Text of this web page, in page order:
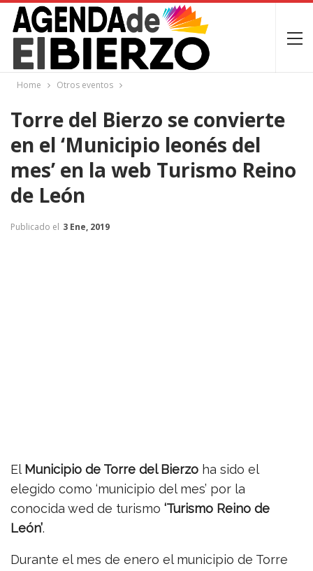
Home Otros eventos
Torre del Bierzo se convierte
en el ‘Municipio leonés del
mes’ en la web Turismo Reino
de León
Publicado el 3 Ene, 2019
El Municipio de Torre del Bierzo ha sido el
elegido como ‘municipio del mes’ por la
conocida wed de turismo ‘Turismo Reino de
León’.
Durante el mes de enero el municipio de Torre